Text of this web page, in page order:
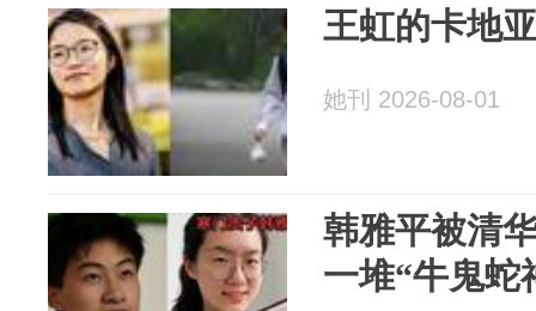
王虹的卡地
她刊 2026-08-01
韩雅平被清
一堆“牛鬼蛇